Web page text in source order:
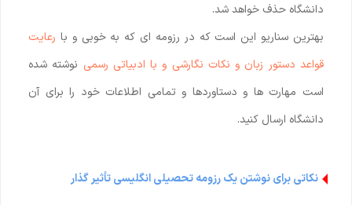
دانشگاه حذف خواهد شد.
بهترین سناریو این است که در رزومه ای که به خوبی و با رعایت
قواعد دستور زبان و نکات نگارشی و با ادبیاتی رسمی نوشته شده
است مهارت ها و دستاوردها و تمامی اطلاعات خود را برای آن
دانشگاه ارسال کنید.
نکاتی برای نوشتن یک رزومه تحصیلی انگلیسی تأثیر گذار